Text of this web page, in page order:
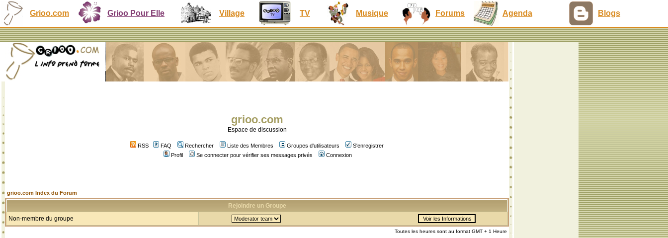
Grioo.com Grioo Pour Elle Village TV Musique Forums Agenda Blogs
grioo.com
Espace de discussion
RSS FAQ Rechercher Liste des Membres Groupes d'utilisateurs
S'enregistrer
Profil
Se connecter pour vérifier ses messages privés Connexion
grioo.com Index du Forum
Rejoindre un Groupe
Non-membre du groupe
Toutes les heures sont au format GMT + 1 Heure